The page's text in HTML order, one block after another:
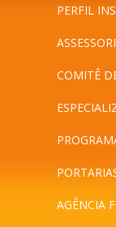
PERFIL
COMITÊ
AGÊNCIA